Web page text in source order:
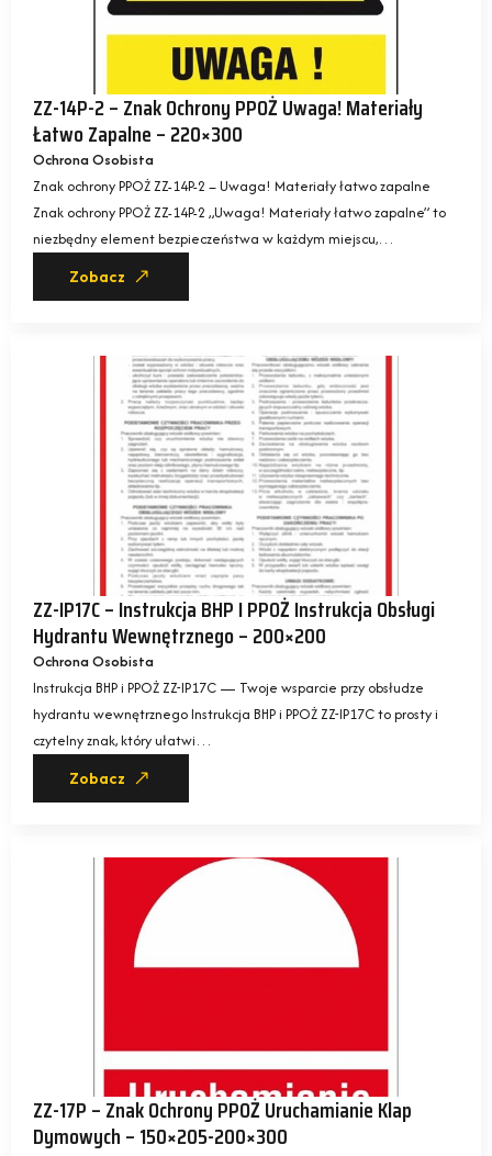
ZZ-14P-2 – Znak Ochrony PPOŻ Uwaga! Materiały
Łatwo Zapalne – 220×300
Ochrona Osobista
Znak ochrony PPOŻ ZZ-14P-2 – Uwaga! Materiały łatwo zapalne
Znak ochrony PPOŻ ZZ-14P-2 „Uwaga! Materiały łatwo zapalne” to
niezbędny element bezpieczeństwa w każdym miejscu,…
Zobacz
ZZ-IP17C – Instrukcja BHP I PPOŻ Instrukcja Obsługi
Hydrantu Wewnętrznego – 200×200
Ochrona Osobista
Instrukcja BHP i PPOŻ ZZ-IP17C — Twoje wsparcie przy obsłudze
hydrantu wewnętrznego Instrukcja BHP i PPOŻ ZZ-IP17C to prosty i
czytelny znak, który ułatwi…
Zobacz
ZZ-17P – Znak Ochrony PPOŻ Uruchamianie Klap
Dymowych – 150×205-200×300